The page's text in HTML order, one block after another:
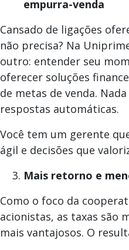
empurra-venda
Cansado de ligações
não precisa? Na
outro: entender seu
oferecer soluções
de metas de venda.
respostas automáticas.
Você tem um gerente
ágil e decisões que
Mais retorno e
Como o foco da
acionistas, as taxas são
mais vantajosos. O